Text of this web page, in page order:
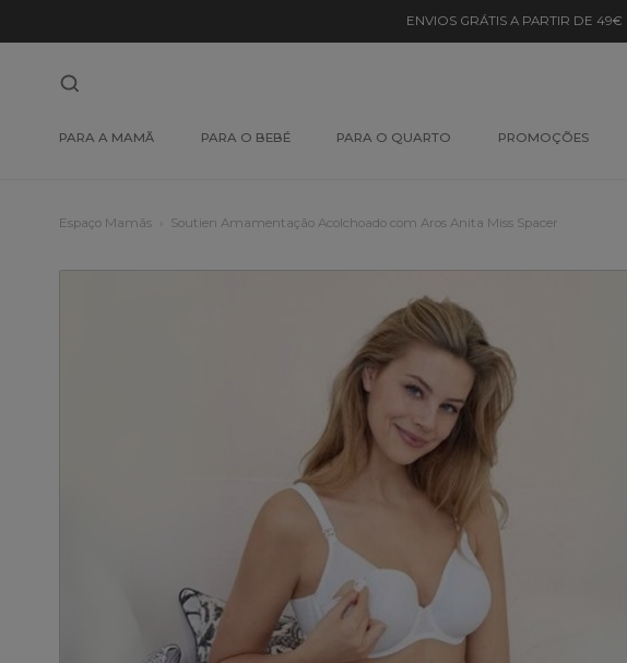
ENVIOS GRÁTIS A PARTIR DE 49€
PARA A MAMÃ PARA O BEBÉ PARA O QUARTO PROMOÇÕES
Espaço Mamãs Soutien Amamentação Acolchoado com Aros Anita Miss Spacer